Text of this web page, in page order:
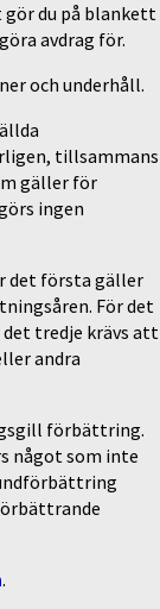
gör du på blankett
avdrag för.
och underhåll.
tillsammans
gäller för
ingen
det första gäller
För det
tredje krävs att
andra
förbättring.
något som inte
.